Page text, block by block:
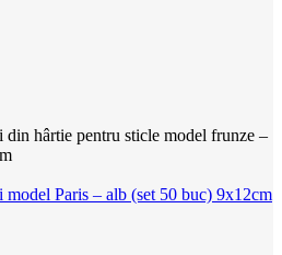
din hârtie pentru sticle model frunze –
Paris – alb (set 50 buc) 9x12cm